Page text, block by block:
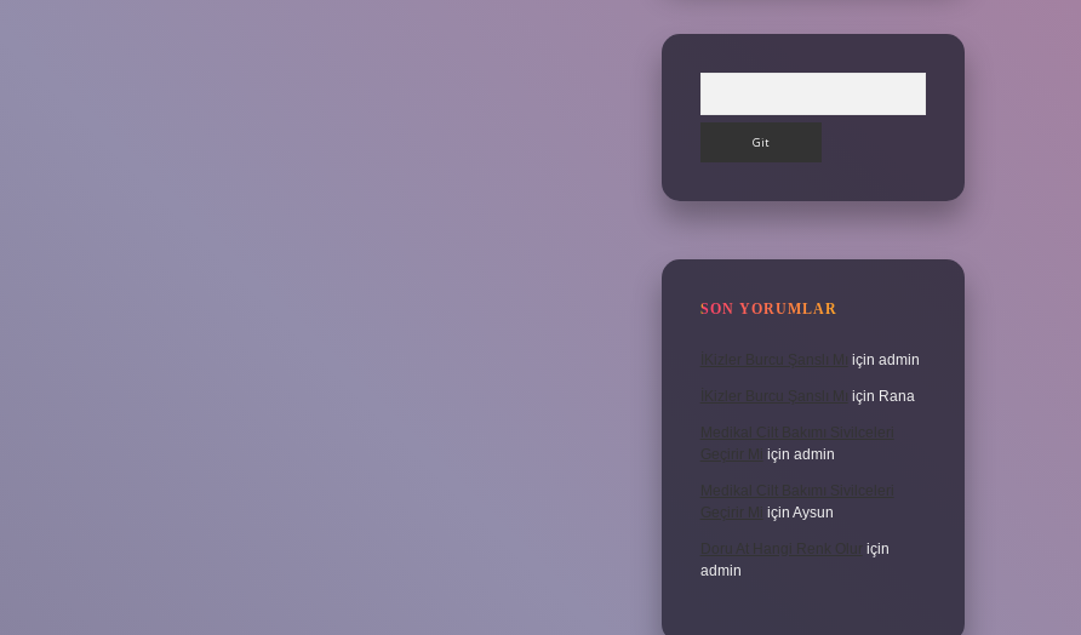
SON YORUMLAR
İKizler Burcu Şanslı Mı için admin
İKizler Burcu Şanslı Mı için Rana
Medikal Cilt Bakımı Sivilceleri
Geçirir Mi için admin
Medikal Cilt Bakımı Sivilceleri
Geçirir Mi için Aysun
Doru At Hangi Renk Olur için
admin